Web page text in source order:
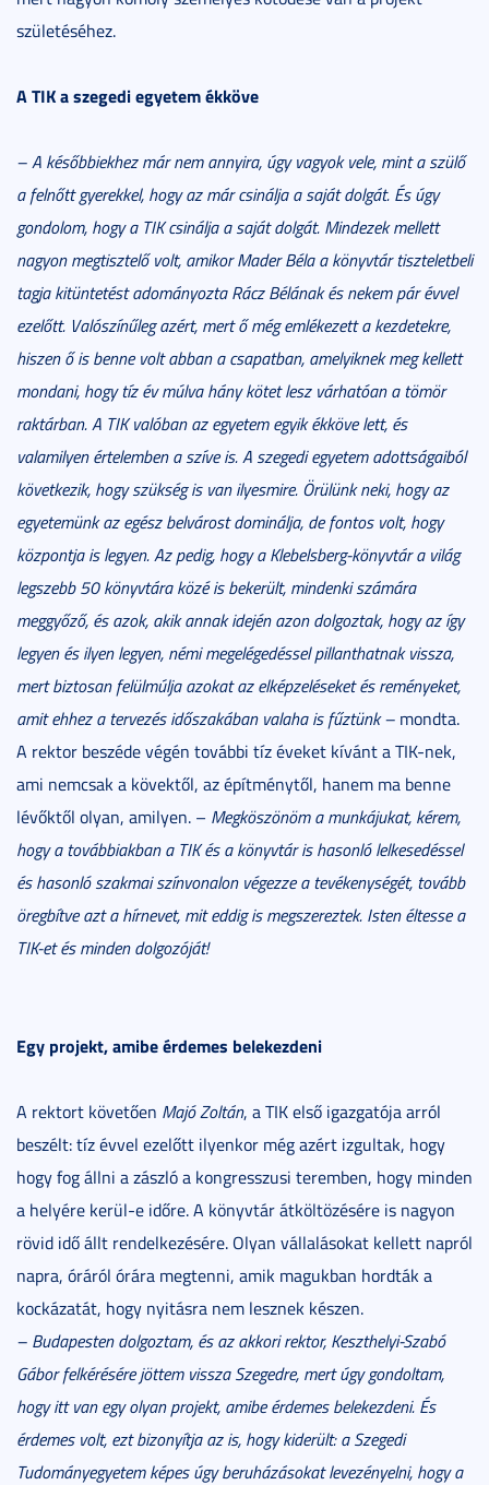
születéséhez.
A TIK a szegedi egyetem ékköve
– A későbbiekhez már nem annyira, úgy vagyok vele, mint a szülő
a felnőtt gyerekkel, hogy az már csinálja a saját dolgát. És úgy
gondolom, hogy a TIK csinálja a saját dolgát. Mindezek mellett
nagyon megtisztelő volt, amikor Mader Béla a könyvtár tiszteletbeli
tagja kitüntetést adományozta Rácz Bélának és nekem pár évvel
ezelőtt. Valószínűleg azért, mert ő még emlékezett a kezdetekre,
hiszen ő is benne volt abban a csapatban, amelyiknek meg kellett
mondani, hogy tíz év múlva hány kötet lesz várhatóan a tömör
raktárban. A TIK valóban az egyetem egyik ékköve lett, és
valamilyen értelemben a szíve is. A szegedi egyetem adottságaiból
következik, hogy szükség is van ilyesmire. Örülünk neki, hogy az
egyetemünk az egész belvárost dominálja, de fontos volt, hogy
központja is legyen. Az pedig, hogy a Klebelsberg-könyvtár a világ
legszebb 50 könyvtára közé is bekerült, mindenki számára
meggyőző, és azok, akik annak idején azon dolgoztak, hogy az így
legyen és ilyen legyen, némi megelégedéssel pillanthatnak vissza,
mert biztosan felülmúlja azokat az elképzeléseket és reményeket,
amit ehhez a tervezés időszakában valaha is fűztünk – mondta.
A rektor beszéde végén további tíz éveket kívánt a TIK-nek,
ami nemcsak a kövektől, az építménytől, hanem ma benne
lévőktől olyan, amilyen. – Megköszönöm a munkájukat, kérem,
hogy a továbbiakban a TIK és a könyvtár is hasonló lelkesedéssel
és hasonló szakmai színvonalon végezze a tevékenységét, tovább
öregbítve azt a hírnevet, mit eddig is megszereztek. Isten éltesse a
TIK-et és minden dolgozóját!
Egy projekt, amibe érdemes belekezdeni
A rektort követően Majó Zoltán, a TIK első igazgatója arról
beszélt: tíz évvel ezelőtt ilyenkor még azért izgultak, hogy
hogy fog állni a zászló a kongresszusi teremben, hogy minden
a helyére kerül-e időre. A könyvtár átköltözésére is nagyon
rövid idő állt rendelkezésére. Olyan vállalásokat kellett napról
napra, óráról órára megtenni, amik magukban hordták a
kockázatát, hogy nyitásra nem lesznek készen.
– Budapesten dolgoztam, és az akkori rektor, Keszthelyi-Szabó
Gábor felkérésére jöttem vissza Szegedre, mert úgy gondoltam,
hogy itt van egy olyan projekt, amibe érdemes belekezdeni. És
érdemes volt, ezt bizonyítja az is, hogy kiderült: a Szegedi
Tudományegyetem képes úgy beruházásokat levezényelni, hogy a